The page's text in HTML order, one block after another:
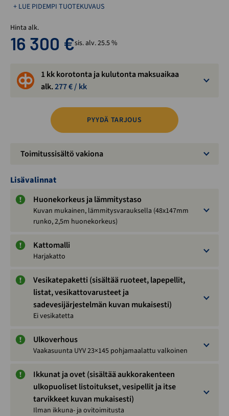
+ LUE PIDEMPI TUOTEKUVAUS
Hinta alk.
16 300 €sis. alv. 25.5 %
1 kk korotonta ja kulutonta maksuaikaa
alk.277€ / kk
PYYDÄ TARJOUS
Toimitussisältö vakiona
Lisävalinnat
Huonekorkeus ja lämmitystaso
Kuvan mukainen, lämmitysvarauksella (48x147mm
runko, 2,5m huonekorkeus)
Kattomalli
Harjakatto
Vesikatepaketti (sisältää ruoteet, lapepellit,
listat, vesikattovarusteet ja
sadevesijärjestelmän kuvan mukaisesti)
Ei vesikatetta
Ulkoverhous
Vaakasuunta UYV 23×145 pohjamaalattu valkoinen
Ikkunat ja ovet (sisältää aukkorakenteen
ulkopuoliset listoitukset, vesipellit ja itse
tarvikkeet kuvan mukaisesti)
Ilman ikkuna- ja ovitoimitusta